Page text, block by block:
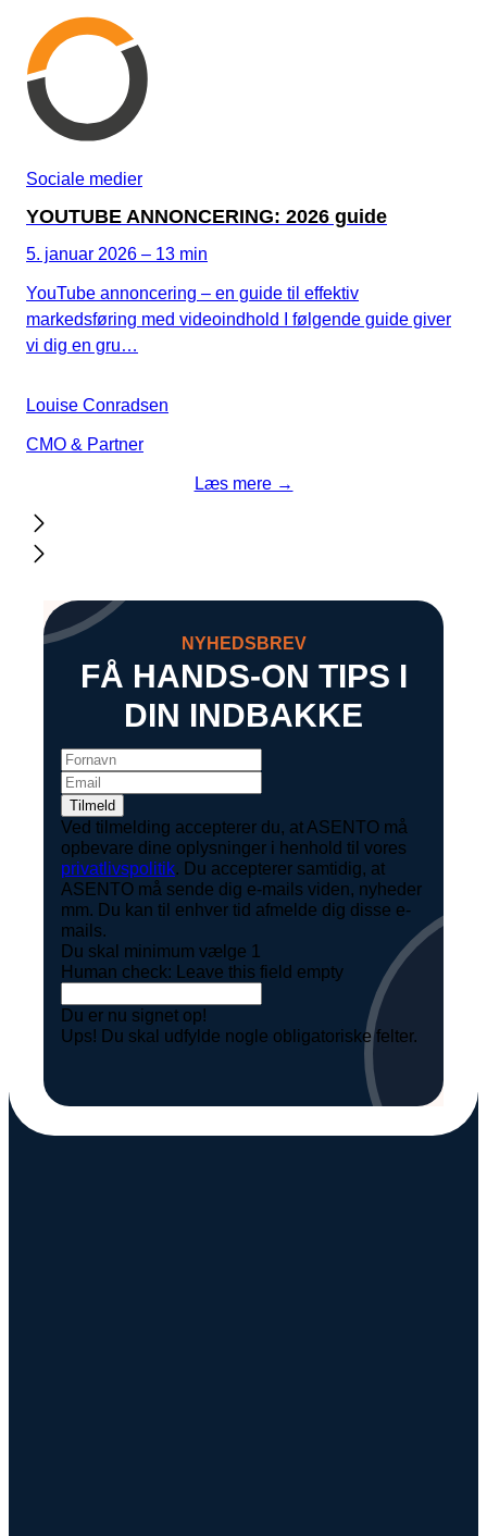
Sociale medier
YOUTUBE ANNONCERING: 2026 guide
5. januar 2026 – 13 min
YouTube annoncering – en guide til effektiv
markedsføring med videoindhold I følgende guide giver
vi dig en gru…
Louise Conradsen
CMO & Partner
Læs mere →
NYHEDSBREV
FÅ HANDS-ON TIPS I
DIN INDBAKKE
Ved tilmelding accepterer du, at ASENTO må
opbevare dine oplysninger i henhold til vores
privatlivspolitik. Du accepterer samtidig, at
ASENTO må sende dig e-mails viden, nyheder
mm. Du kan til enhver tid afmelde dig disse e-
mails.
Du skal minimum vælge 1
Human check: Leave this field empty
Du er nu signet op!
Ups! Du skal udfylde nogle obligatoriske felter.